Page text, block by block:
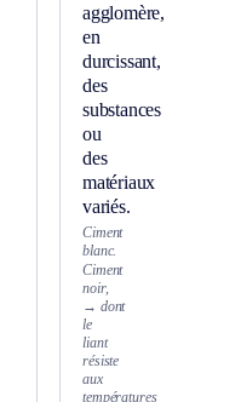
agglomère,
en
durcissant,
des
substances
ou
des
matériaux
variés.
Ciment
blanc.
Ciment
noir,
→ dont
le
liant
résiste
aux
températures